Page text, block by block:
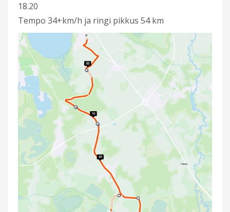
18.20
Tempo 34+km/h ja ringi pikkus 54 km